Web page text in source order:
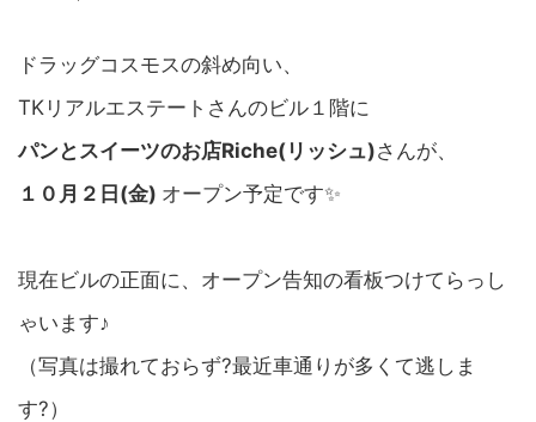
ドラッグコスモスの斜め向い、
TKリアルエステートさんのビル１階に
パンとスイーツのお店Riche(リッシュ)さんが、
１０月２日(金) オープン予定です✨
現在ビルの正面に、オープン告知の看板つけてらっし
ゃいます♪
（写真は撮れておらず?最近車通りが多くて逃しま
す?）